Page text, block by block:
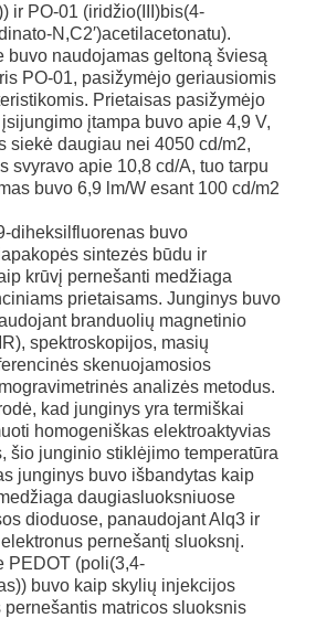
ir PO-01 (iridžio(III)bis(4-
N,C2′)acetilacetonatu).
buvo naudojamas geltoną šviesą
PO-01, pasižymėjo geriausiomis
Prietaisas pasižymėjo
įtampa buvo apie 4,9 V,
siekė daugiau nei 4050 cd/m2,
svyravo apie 10,8 cd/A, tuo tarpu
buvo 6,9 lm/W esant 100 cd/m2
diheksilfluorenas buvo
sintezės būdu ir
krūvį pernešanti medžiaga
prietaisams. Junginys buvo
branduolių magnetinio
spektroskopijos, masių
skenuojamosios
analizės metodus.
kad junginys yra termiškai
homogeniškas elektroaktyvias
šio junginio stiklėjimo temperatūra
junginys buvo išbandytas kaip
daugiasluoksniuose
dioduose, panaudojant Alq3 ir
pernešantį sluoksnį.
PEDOT (poli(3,4-
buvo kaip skylių injekcijos
matricos sluoksnis